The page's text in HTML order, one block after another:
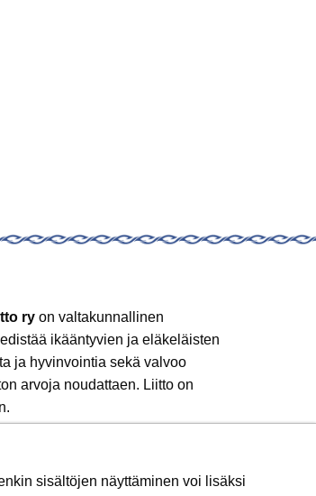
sisältöjen näyttäminen voi lisäksi
ry on valtakunnallinen
ikääntyvien ja eläkeläisten
ja hyvinvointia sekä valvoo
arvoja noudattaen. Liitto on